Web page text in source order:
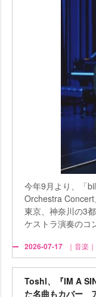
今年9月より、「
Orchestra Concert
東京、神奈川の3
ケストラ演奏のコ
2026-07-17 ｜音楽｜
Toshl、『IM A
た名曲もカバー